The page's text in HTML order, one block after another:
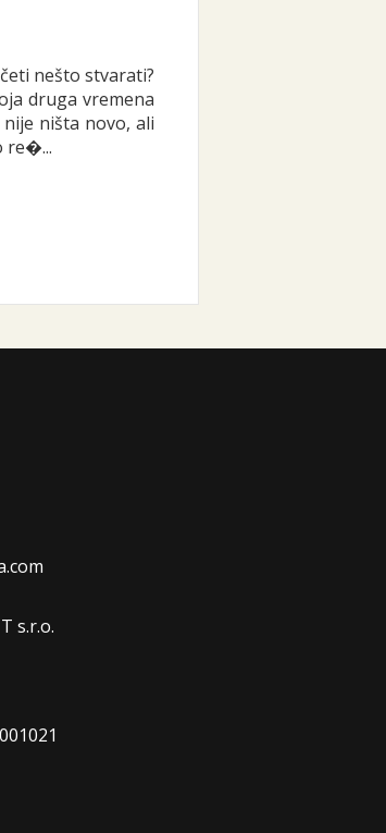
nešto stvarati?
druga vremena
ništa novo, ali
re�...
s.r.o.